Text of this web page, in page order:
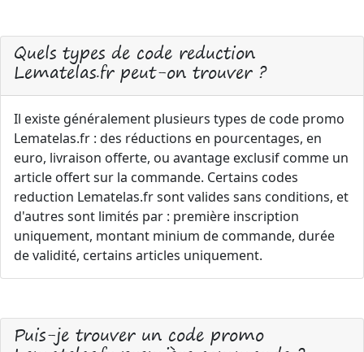
Quels types de code reduction
Lematelas.fr peut-on trouver ?
Il existe généralement plusieurs types de code promo
Lematelas.fr : des réductions en pourcentages, en
euro, livraison offerte, ou avantage exclusif comme un
article offert sur la commande. Certains codes
reduction Lematelas.fr sont valides sans conditions, et
d'autres sont limités par : première inscription
uniquement, montant minium de commande, durée
de validité, certains articles uniquement.
Puis-je trouver un code promo